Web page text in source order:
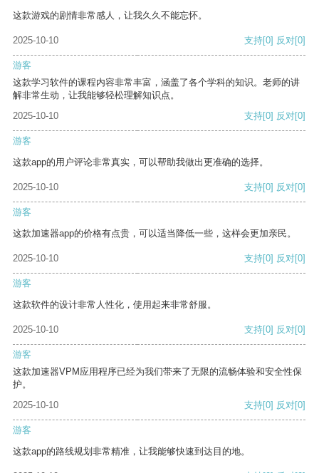
这款游戏的剧情非常感人，让我久久不能忘怀。
2025-10-10 支持[0] 反对[0]
游客
这款学习软件的课程内容非常丰富，涵盖了各个学科的知识。老师的讲
解非常生动，让我能够轻松理解知识点。
2025-10-10
支持[0] 反对[0]
游客
这款app的用户评论非常真实，可以帮助我做出更准确的选择。
2025-10-10 支持[0] 反对[0]
游客
这款加速器app的价格有点贵，可以适当降低一些，这样会更加亲民。
2025-10-10 支持[0] 反对[0]
游客
这款软件的设计非常人性化，使用起来非常舒服。
2025-10-10 支持[0] 反对[0]
游客
这款加速器VPM应用程序已经为我们带来了无限的流畅体验和安全性保
护。
2025-10-10
支持[0] 反对[0]
游客
这款app的路线规划非常精准，让我能够快速到达目的地。